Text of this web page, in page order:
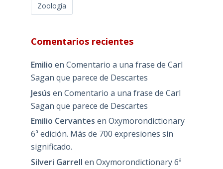
Zoología
Comentarios recientes
Emilio en Comentario a una frase de Carl
Sagan que parece de Descartes
Jesús en Comentario a una frase de Carl
Sagan que parece de Descartes
Emilio Cervantes en Oxymorondictionary
6ª edición. Más de 700 expresiones sin
significado.
Silveri Garrell en Oxymorondictionary 6ª